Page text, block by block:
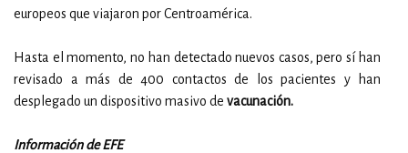
europeos que viajaron por Centroamérica.
Hasta el momento, no han detectado nuevos casos, pero sí han
revisado a más de 400 contactos de los pacientes y han
desplegado un dispositivo masivo de vacunación.
Información de EFE